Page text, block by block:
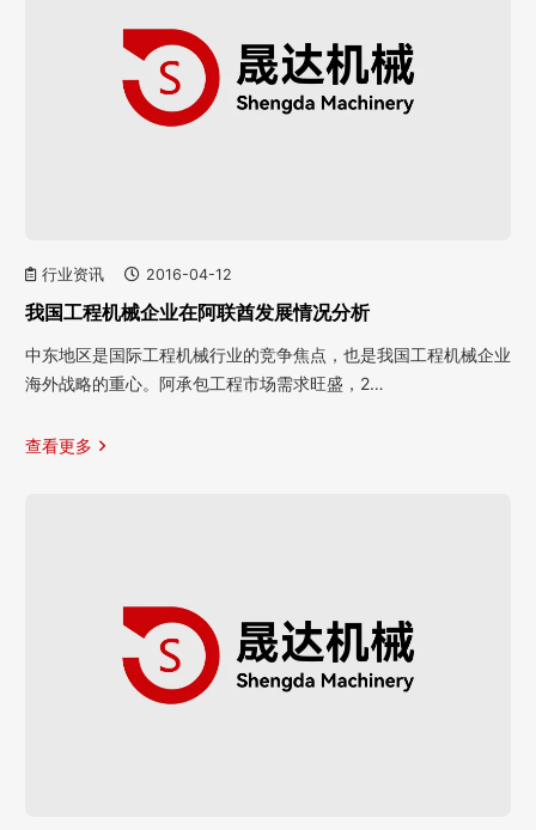
行业资讯 2016-04-12
我国工程机械企业在阿联酋发展情况分析
中东地区是国际工程机械行业的竞争焦点，也是我国工程机械企业
海外战略的重心。阿承包工程市场需求旺盛，2…
查看更多